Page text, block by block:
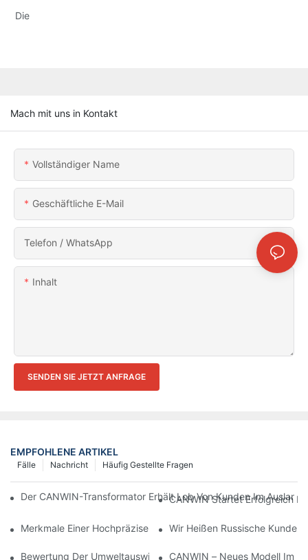
Die
Mach mit uns in Kontakt
Vollständiger Name
Geschäftliche E-Mail
Telefon / WhatsApp
Inhalt
SENDEN SIE JETZT ANFRAGE
EMPFOHLENE ARTIKEL
Häufig Gestellte Fragen
Nachricht
Fälle
Der CANWIN-Transformator Erhält Lob Von Kunden Im
CANWIN Startet Erfolgreich
Merkmale Einer Hochpräzisen Wir Heißen Russische
Bewertung Der Umweltauswirkungen Verschiedener
CANWIN – Neues Modell Im